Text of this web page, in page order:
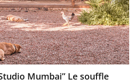
Mumbai” Le souffle